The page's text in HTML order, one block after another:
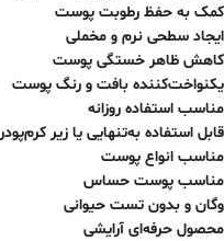
کمک به حفظ رطوبت پوست
ایجاد سطحی نرم و مخملی
کاهش ظاهر خستگی پوست
یکنواخت‌کننده بافت و رنگ پوست
مناسب استفاده روزانه
قابل استفاده به‌تنهایی یا زیر کرم‌پودر
مناسب انواع پوست
مناسب پوست حساس
وگان و بدون تست حیوانی
محصول حرفه‌ای آرایشی